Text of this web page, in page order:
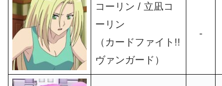
コーリン / 立凪コ
ーリン
（カードファイト!!
ヴァンガード）
-